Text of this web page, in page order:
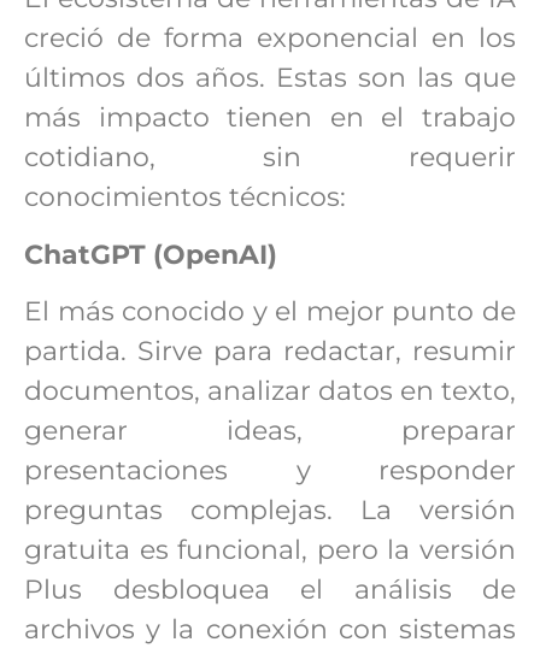
creció de forma exponencial en los
últimos dos años. Estas son las que
más impacto tienen en el trabajo
cotidiano, sin requerir
conocimientos técnicos:
ChatGPT (OpenAI)
El más conocido y el mejor punto de
partida. Sirve para redactar, resumir
documentos, analizar datos en texto,
generar ideas, preparar
presentaciones y responder
preguntas complejas. La versión
gratuita es funcional, pero la versión
Plus desbloquea el análisis de
archivos y la conexión con sistemas